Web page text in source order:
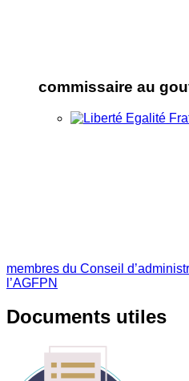
commissaire au
membres du Conseil
l’AGFPN
Documents utiles